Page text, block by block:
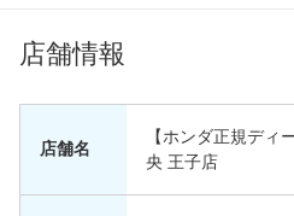
店舗情報
店舗名
【ホンダ正規ディ
央 王子店